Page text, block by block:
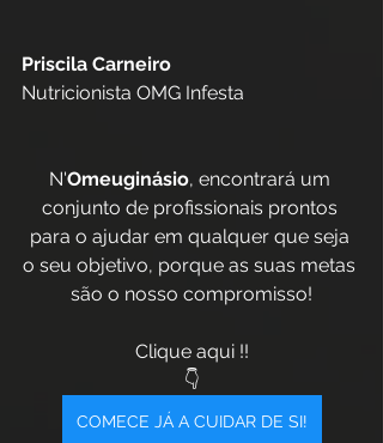
Priscila Carneiro
Nutricionista OMG Infesta
N'Omeuginásio, encontrará um
conjunto de profissionais prontos
para o ajudar em qualquer que seja
o seu objetivo, porque as suas metas
são o nosso compromisso!
Clique aqui !!
👇
COMECE JÁ A CUIDAR DE SI!